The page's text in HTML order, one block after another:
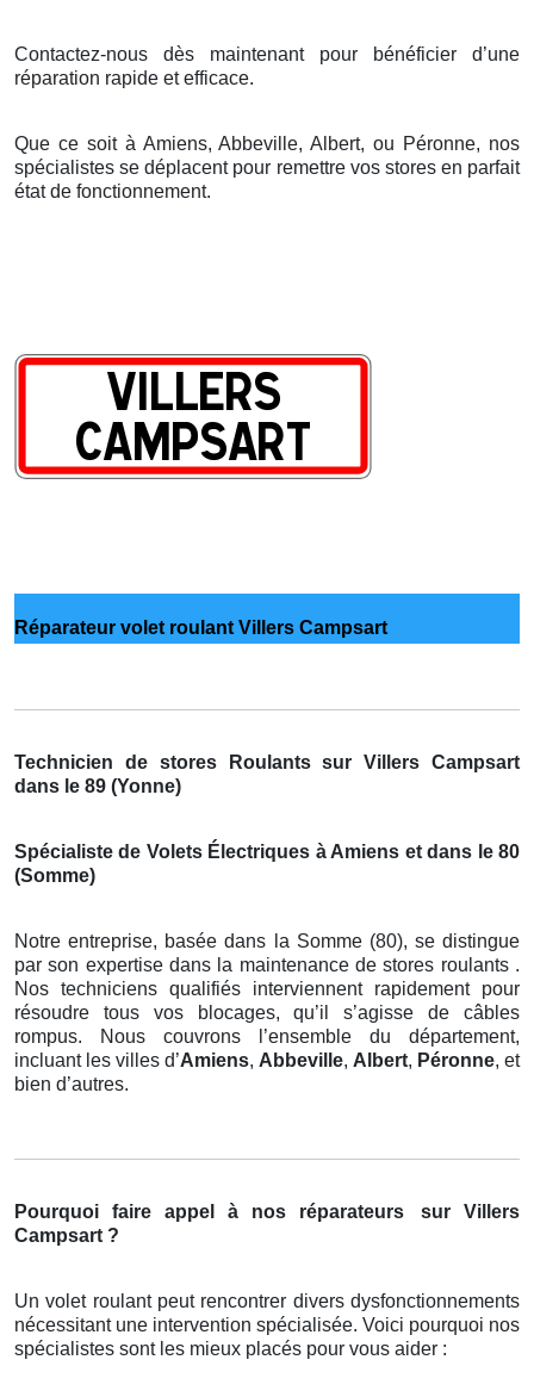
Contactez-nous dès maintenant pour bénéficier d’une
réparation rapide et efficace.
Que ce soit à Amiens, Abbeville, Albert, ou Péronne, nos
spécialistes se déplacent pour remettre vos stores en parfait
état de fonctionnement.
Réparateur volet roulant Villers Campsart
Technicien de stores Roulants sur Villers Campsart
dans le 89 (Yonne)
Spécialiste de Volets Électriques à Amiens et dans le 80
(Somme)
Notre entreprise, basée dans la Somme (80), se distingue
par son expertise dans la maintenance de stores roulants .
Nos techniciens qualifiés interviennent rapidement pour
résoudre tous vos blocages, qu’il s’agisse de câbles
rompus. Nous couvrons l’ensemble du département,
incluant les villes d’Amiens, Abbeville, Albert, Péronne, et
bien d’autres.
Pourquoi faire appel à nos réparateurs
sur Villers
Campsart ?
Un volet roulant peut rencontrer divers dysfonctionnements
nécessitant une intervention spécialisée. Voici pourquoi nos
spécialistes sont les mieux placés pour vous aider :